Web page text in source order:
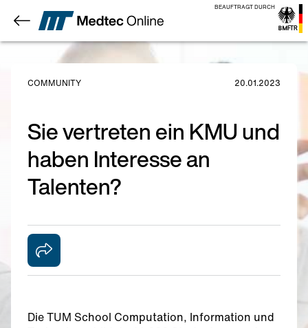
BEAUFTRAGT DURCH
COMMUNITY 20.01.2023
Sie vertreten ein KMU und
haben Interesse an
Talenten?
Die TUM School Computation, Information und